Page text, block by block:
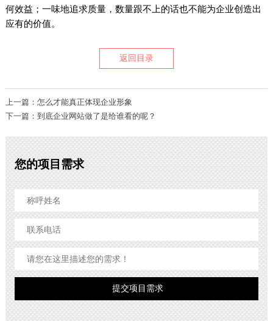
何效益；一味地追求质量，数量跟不上的话也不能为企业创造出
应有的价值。
返回目录
上一篇：怎么才能真正体现企业形象
下一篇：到底企业网站做了是给谁看的呢？
您的项目需求